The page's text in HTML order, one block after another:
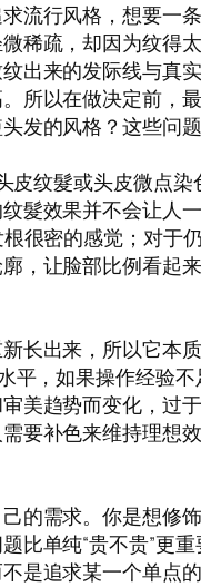
流行风格，想要一
稀疏，却因为纹得
出来的发际线与真
所以在做决定前，
的风格？这些问
纹髮或头皮微点
髮效果并不会让人
很密的感觉；对于
，让脸部比例看起
出来，所以它本
平，如果操作经验
美趋势而变化，过
要补色来维持理想
的需求。你是想修
比单纯“贵不贵”更
是追求某一个单点